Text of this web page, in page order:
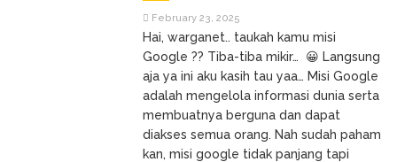
January 17, 2024
Tukang Kain
Asal RI Masuk Daftar Forbes
50 Over 50 Asia
December 11, 2023
TIK TOK
SHOP BUKA LAGI…
December 11, 2023
Cara Cek
NIK Sudah Jadi NPWP Atau
Belum Lewat Online
February 23, 2025
Hai, warganet.. taukah kamu misi
Google ?? Tiba-tiba mikir… 😀 Langsung
aja ya ini aku kasih tau yaa… Misi Google
adalah mengelola informasi dunia serta
membuatnya berguna dan dapat
diakses semua orang. Nah sudah paham
kan, misi google tidak panjang tapi